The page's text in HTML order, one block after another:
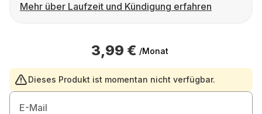
Mehr über Laufzeit und Kündigung erfahren
3,99 € /Monat
Dieses Produkt ist momentan nicht verfügbar.
E-Mail